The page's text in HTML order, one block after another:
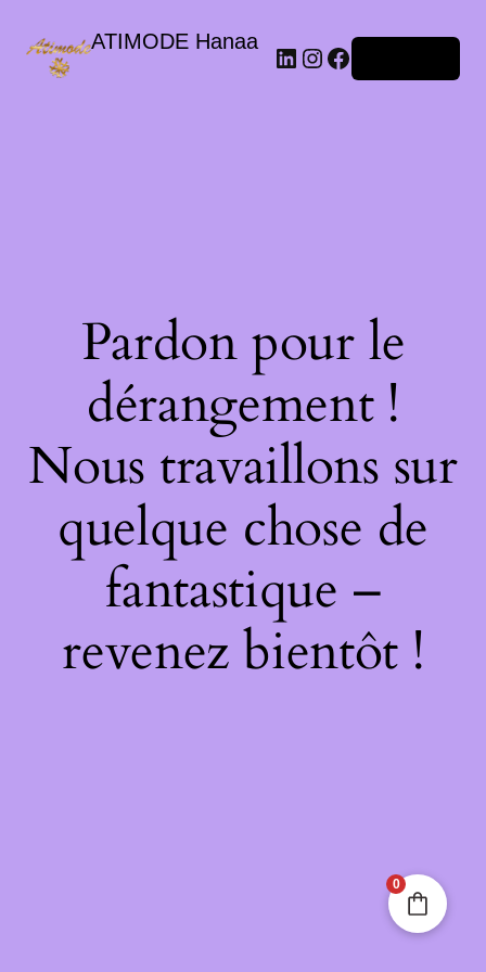
ATIMODE Hanaa
Pardon pour le
dérangement !
Nous travaillons sur
quelque chose de
fantastique –
revenez bientôt !
0